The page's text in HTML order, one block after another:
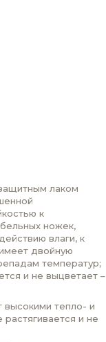
лаком
к
ножек,
влаги, к
двойную
температур;
и не выцветает –
высокими тепло- и
и не